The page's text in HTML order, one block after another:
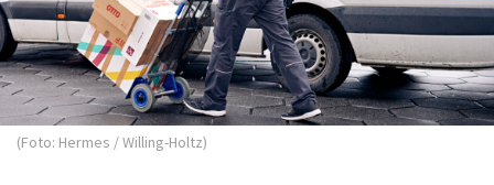
(Foto: Hermes / Willing-Holtz)